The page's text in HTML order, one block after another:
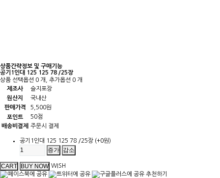
상품간략정보 및 구매기능
공기1인대 125 125 78 /25장
상품 선택옵션 0 개, 추가옵션 0 개
제조사
슬지포장
원산지
국내산
판매가격
5,500원
포인트
50점
배송비결제
주문시 결제
공기1인대 125 125 78 /25장 (+0원)
증가 감소
WISH
추천하기